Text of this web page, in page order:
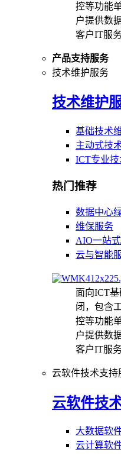
控等功能
户提供数
客户IT服
产品支持服务
技术维护服务
技术维护
基础技术
主动式技
ICT专业
热门推荐
数据中心
维保服务
AIO一站
云与智能
面向ICT
闭，包含
控等功能
户提供数
客户IT服
云软件技术支持
云软件技
大数据软
云计算软